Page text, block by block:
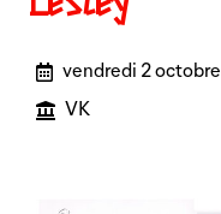
vendredi 2
VK